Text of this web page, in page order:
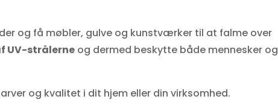
og få møbler, gulve og kunstværker til at falme over
UV-strålerne og dermed beskytte både mennesker og
og kvalitet i dit hjem eller din virksomhed.